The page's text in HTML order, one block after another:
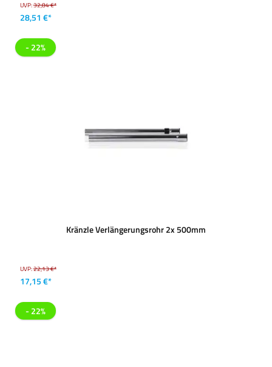
UVP:32,84 €*
28,51 €*
- 22%
Kränzle Verlängerungsrohr 2x 500mm
UVP:22,13 €*
17,15 €*
- 22%